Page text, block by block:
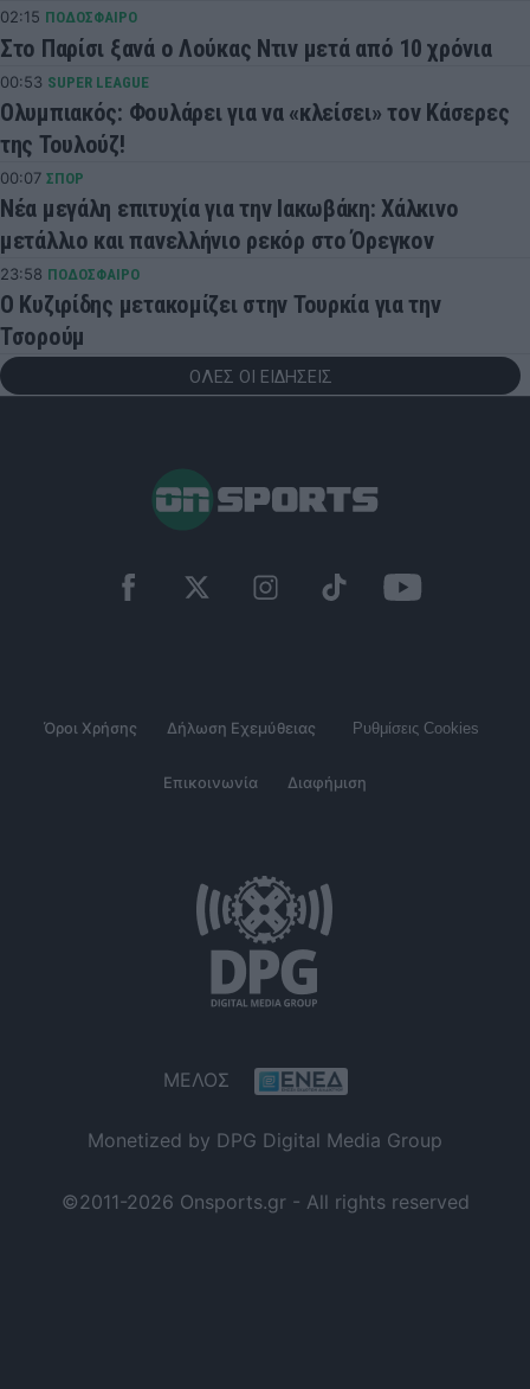
02:15 ΠΟΔΟΣΦΑΙΡΟ
Στο Παρίσι ξανά ο Λούκας Ντιν μετά από 10 χρόνια
00:53 SUPER LEAGUE
Ολυμπιακός: Φουλάρει για να «κλείσει» τον Κάσερες
της Τουλούζ!
00:07 ΣΠΟΡ
Νέα μεγάλη επιτυχία για την Ιακωβάκη: Χάλκινο
μετάλλιο και πανελλήνιο ρεκόρ στο Όρεγκον
23:58 ΠΟΔΟΣΦΑΙΡΟ
Ο Κυζιρίδης μετακομίζει στην Τουρκία για την
Τσορούμ
ΟΛΕΣ ΟΙ ΕΙΔΗΣΕΙΣ
Όροι Χρήσης Δήλωση Εχεμύθειας Ρυθμίσεις Cookies
Επικοινωνία Διαφήμιση
ΜΕΛΟΣ
Monetized by DPG Digital Media Group
©2011-2026 Onsports.gr - All rights reserved